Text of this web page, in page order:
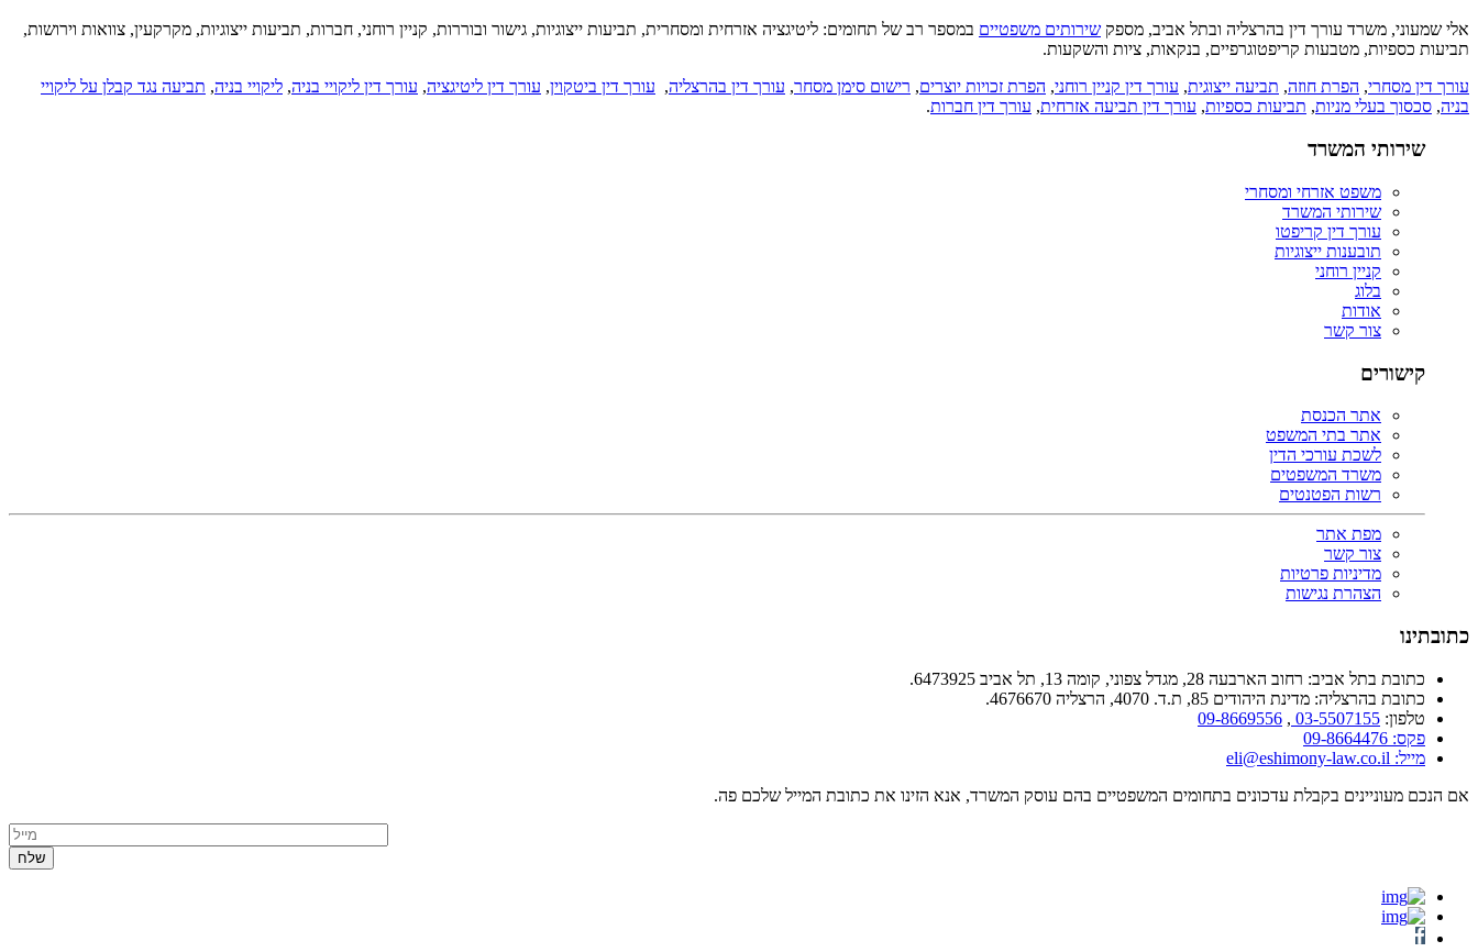
אלי שמעוני, משרד עורך דין בהרצליה ובתל אביב, מספק שירותים משפטיים במספר רב של תחומים: ליטיגציה אזרחית ומסחרית, תביעות ייצוגיות, גישור ובוררות, קניין רוחני, חברות, תביעות ייצוגיות, מקרקעין, צוואות וירושות,
תביעות כספיות, מטבעות קריפטוגרפיים, בנקאות, ציות והשקעות.
עורך דין מסחרי, הפרת חוזה, תביעה ייצוגית, עורך דין קניין רוחני, הפרת זכויות יוצרים, רישום סימן מסחר, עורך דין בהרצליה, עורך דין ביטקוין, עורך דין ליטיגציה, עורך דין ליקויי בניה, ליקויי בניה, תביעה נגד קבלן על ליקויי
בניה, סכסוך בעלי מניות, תביעות כספיות, עורך דין תביעה אזרחית, עורך דין חברות.
שירותי המשרד
משפט אזרחי ומסחרי
שירותי המשרד
עורך דין קריפטו
תובענות ייצוגיות
קניין רוחני
בלוג
אודות
צור קשר
קישורים
אתר הכנסת
אתר בתי המשפט
לשכת עורכי הדין
משרד המשפטים
רשות הפטנטים
מפת אתר
צור קשר
מדיניות פרטיות
הצהרת נגישות
כתובתינו
כתובת בתל אביב: רחוב הארבעה 28, מגדל צפוני, קומה 13, תל אביב 6473925.
כתובת בהרצליה: מדינת היהודים 85, ת.ד. 4070, הרצליה 4676670.
טלפון: 03-5507155
,
09-8669556
פקס: 09-8664476
מייל: eli@eshimony-law.co.il
אם הנכם מעוניינים בקבלת עדכונים בתחומים המשפטיים בהם עוסק המשרד, אנא הזינו את כתובת המייל שלכם פה.